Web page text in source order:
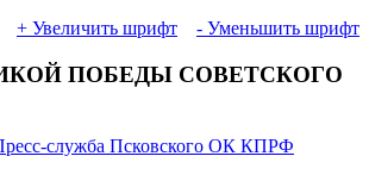
+ Увеличить шрифт - Уменьшить шрифт
ПОБЕДЫ СОВЕТСКОГО
служба Псковского ОК КПРФ